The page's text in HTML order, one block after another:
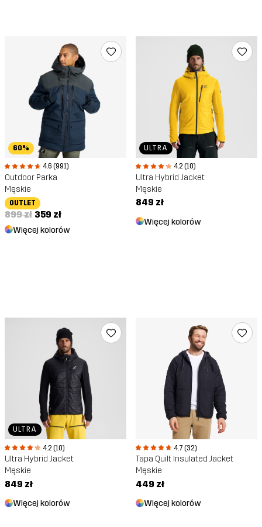
60%
4.6 (991)
Outdoor Parka
Męskie
OUTLET
899 zł 359 zł
Więcej kolorów
ULTRA
4.2 (10)
Ultra Hybrid Jacket
Męskie
849 zł
Więcej kolorów
ULTRA
4.2 (10)
Ultra Hybrid Jacket
Męskie
849 zł
Więcej kolorów
4.7 (32)
Tapa Quilt Insulated Jacket
Męskie
449 zł
Więcej kolorów